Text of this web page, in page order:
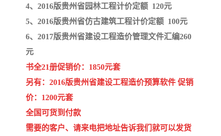
4、2016版贵州省园林工程计价定额 120元
5、2016版贵州省仿古建筑工程计价定额 100元
6、2017版贵州省建设工程造价管理文件汇编260
元
书全21册促销价：1850元套
另有：2016版贵州省建设工程造价预算软件 促销
价：1200元套
全国可货到付款
需要的客户、请来电把地址告诉我们就可以发货